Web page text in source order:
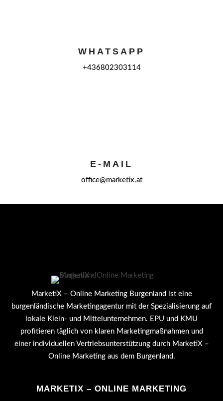
WHATSAPP
+436802303114
E-MAIL
office@marketix.at
MarketiX – Online Marketing Burgenland ist eine
burgenländische Marketingagentur mit der Spezialisierung auf
lokale Klein- und Mittelunternehmen. EPU und KMU
profitieren täglich von klaren Marketingmaßnahmen und
einer individuellen Vertriebsunterstützung durch MarketiX –
Online Marketing aus dem Burgenland.
MARKETIX – ONLINE MARKETING